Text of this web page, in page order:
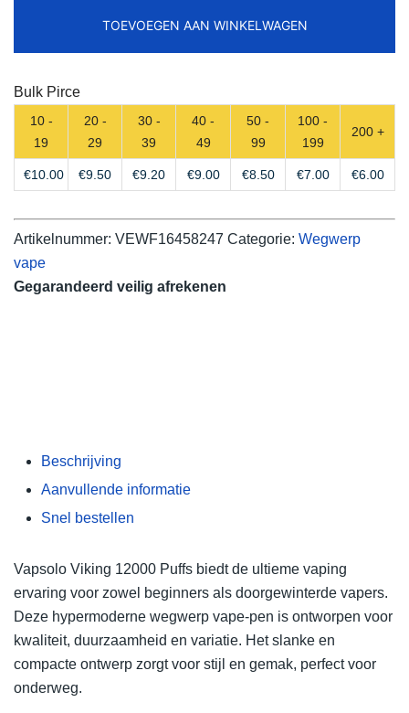
Disposable
Vape
Shipping
aantal
TOEVOEGEN AAN WINKELWAGEN
Bulk Pirce
10 -
19
20 -
29
30 -
39
40 -
49
50 -
99
100 -
199
200 +
€10.00 €9.50 €9.20 €9.00 €8.50 €7.00 €6.00
Artikelnummer: VEWF16458247 Categorie: Wegwerp
vape
Gegarandeerd veilig afrekenen
Beschrijving
Aanvullende informatie
Snel bestellen
Vapsolo Viking 12000 Puffs biedt de ultieme vaping
ervaring voor zowel beginners als doorgewinterde vapers.
Deze hypermoderne wegwerp vape-pen is ontworpen voor
kwaliteit, duurzaamheid en variatie. Het slanke en
compacte ontwerp zorgt voor stijl en gemak, perfect voor
onderweg.